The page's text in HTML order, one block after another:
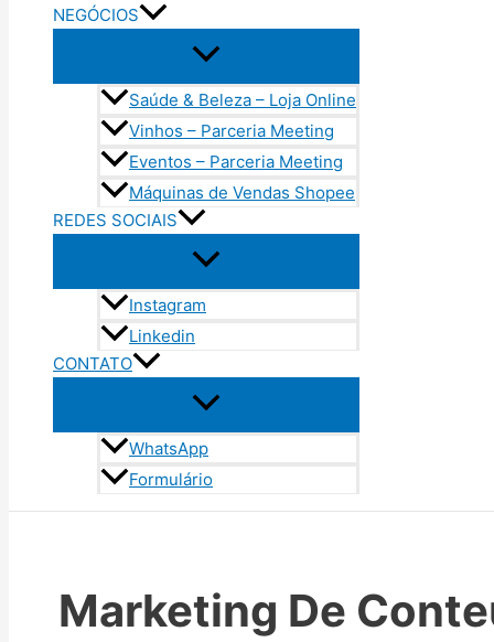
NEGÓCIOS
Saúde & Beleza – Loja Online
Vinhos – Parceria Meeting
Eventos – Parceria Meeting
Máquinas de Vendas Shopee
REDES SOCIAIS
Instagram
Linkedin
CONTATO
WhatsApp
Formulário
Marketing De